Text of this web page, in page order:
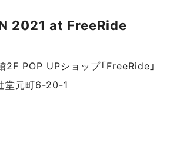
2021 at FreeRide
POP UPショップ「FreeRide」
堂元町6-20-1